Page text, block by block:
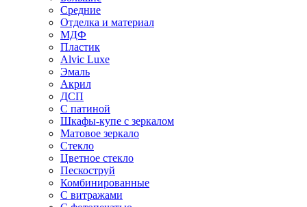
Средние
Отделка и материал
МДФ
Пластик
Alvic Luxe
Эмаль
Акрил
ДСП
С патиной
Шкафы-купе с зеркалом
Матовое зеркало
Стекло
Цветное стекло
Пескоструй
Комбинированные
С витражами